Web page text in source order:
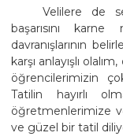
Velilere de
başarısını
davranışlarının
karşı anlayışlı
öğrencilerimizin
Tatilin hayırlı
öğretmenlerimize
ve güzel bir tatil